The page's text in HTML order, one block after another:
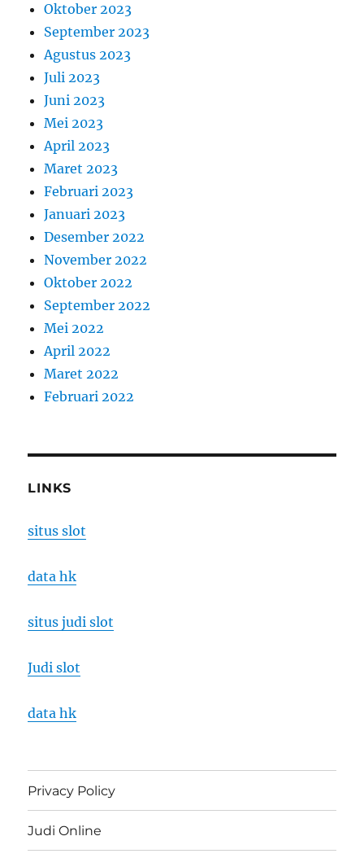
Oktober 2023
September 2023
Agustus 2023
Juli 2023
Juni 2023
Mei 2023
April 2023
Maret 2023
Februari 2023
Januari 2023
Desember 2022
November 2022
Oktober 2022
September 2022
Mei 2022
April 2022
Maret 2022
Februari 2022
LINKS
situs slot
data hk
situs judi slot
Judi slot
data hk
Privacy Policy
Judi Online